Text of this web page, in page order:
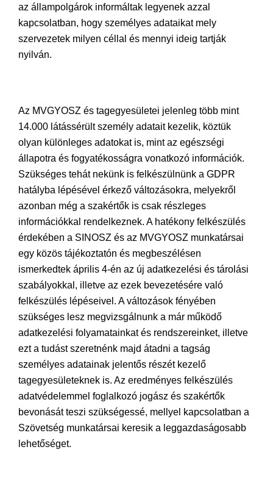
az állampolgárok informáltak legyenek azzal
kapcsolatban, hogy személyes adataikat mely
szervezetek milyen céllal és mennyi ideig tartják
nyilván.
Az MVGYOSZ és tagegyesületei jelenleg több mint
14.000 látássérült személy adatait kezelik, köztük
olyan különleges adatokat is, mint az egészségi
állapotra és fogyatékosságra vonatkozó információk.
Szükséges tehát nekünk is felkészülnünk a GDPR
hatályba lépésével érkező változásokra, melyekről
azonban még a szakértők is csak részleges
információkkal rendelkeznek. A hatékony felkészülés
érdekében a SINOSZ és az MVGYOSZ munkatársai
egy közös tájékoztatón és megbeszélésen
ismerkedtek április 4-én az új adatkezelési és tárolási
szabályokkal, illetve az ezek bevezetésére való
felkészülés lépéseivel. A változások fényében
szükséges lesz megvizsgálnunk a már működő
adatkezelési folyamatainkat és rendszereinket, illetve
ezt a tudást szeretnénk majd átadni a tagság
személyes adatainak jelentős részét kezelő
tagegyesületeknek is. Az eredményes felkészülés
adatvédelemmel foglalkozó jogász és szakértők
bevonását teszi szükségessé, mellyel kapcsolatban a
Szövetség munkatársai keresik a leggazdaságosabb
lehetőséget.